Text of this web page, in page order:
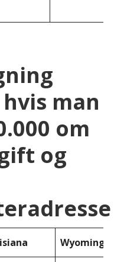
man
om
og
Wyoming